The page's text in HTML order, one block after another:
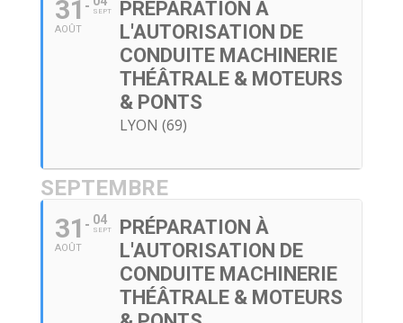
31
AOÛT
SEPT
PRÉPARATION À
L'AUTORISATION DE
CONDUITE MACHINERIE
THÉÂTRALE & MOTEURS
& PONTS
LYON (69)
SEPTEMBRE
31
AOÛT
04
SEPT
PRÉPARATION À
L'AUTORISATION DE
CONDUITE MACHINERIE
THÉÂTRALE & MOTEURS